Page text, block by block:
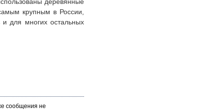
крупным в России,
и для многих остальных
сообщения не